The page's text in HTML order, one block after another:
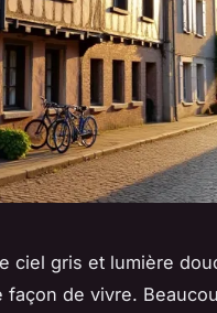
ciel gris et lumière
de vivre.